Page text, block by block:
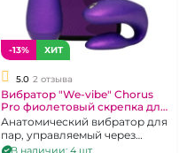
-13% ХИТ
5.0 2 отзыва
Вибратор "We-vibe" Chorus
Pro фиолетовый скрепка для
пар
Анатомический вибратор для
пар, управляемый через
тактильный пульт и